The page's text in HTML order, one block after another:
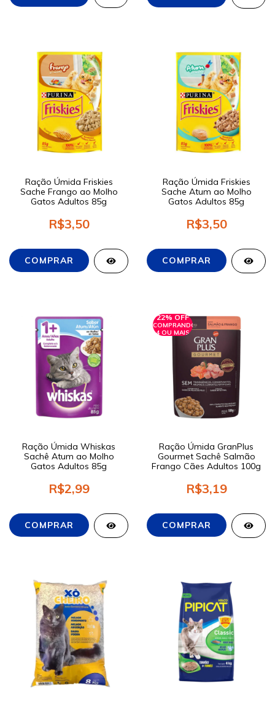
Ração Úmida Friskies
Sache Frango ao Molho
Gatos Adultos 85g
R$3,50
Ração Úmida Friskies
Sache Atum ao Molho
Gatos Adultos 85g
R$3,50
Ração Úmida Whiskas
Sachê Atum ao Molho
Gatos Adultos 85g
R$2,99
22% OFF
COMPRANDO
4 OU MAIS
Ração Úmida GranPlus
Gourmet Sachê Salmão
Frango Cães Adultos 100g
R$3,19